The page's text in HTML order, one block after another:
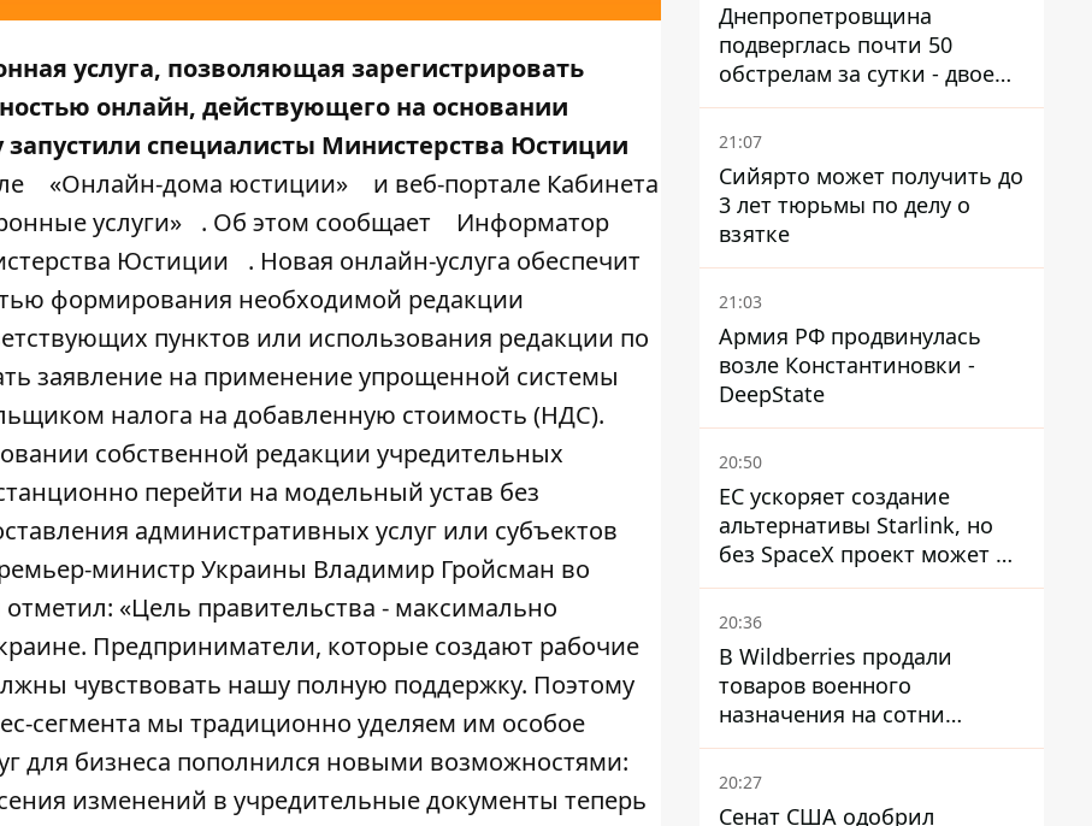
услуга, позволяющая зарегистрировать
онлайн, действующего на основании
запустили специалисты Министерства Юстиции
«Онлайн-дома юстиции»
и веб-портале Кабинета
услуги» . Об этом сообщает
Информатор
Юстиции
. Новая онлайн-услуга обеспечит
формирования необходимой редакции
пунктов или использования редакции по
заявление на применение упрощенной системы
налога на добавленную стоимость (НДС).
собственной редакции учредительных
перейти на модельный устав без
административных услуг или субъектов
министр Украины Владимир Гройсман во
«Цель правительства - максимально
Предприниматели, которые создают рабочие
чувствовать нашу полную поддержку. Поэтому
сегмента мы традиционно уделяем им особое
для бизнеса пополнился новыми возможностями:
изменений в учредительные документы теперь
Днепропетровщина
подверглась почти 50
обстрелам за сутки - двое
погибших, шесть
пострадавших
21:07
Сийярто может получить до
3 лет тюрьмы по делу о
взятке
21:03
Армия РФ продвинулась
возле Константиновки -
DeepState
20:50
ЕС ускоряет создание
альтернативы Starlink, но
без SpaceX проект может не
обойтись
20:36
В Wildberries продали
товаров военного
назначения на сотни
миллионов, но удары ВСУ
изменили ситуацию
20:27
Сенат США одобрил